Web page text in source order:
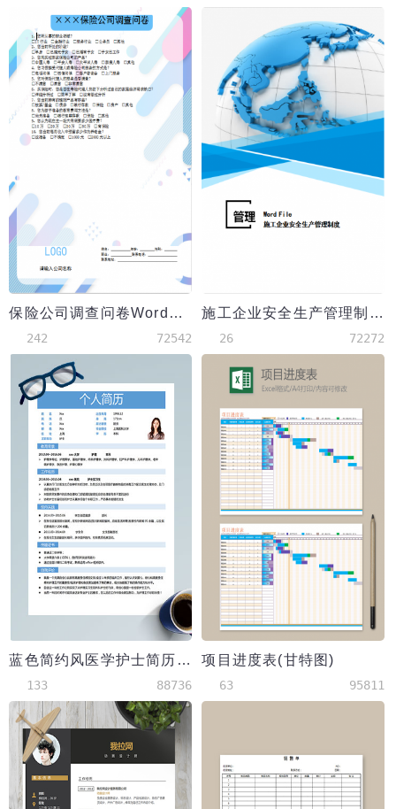
保险公司调查问卷Word模板
242 72542
施工企业安全生产管理制度Word模板
26 72272
蓝色简约风医学护士简历模板
133 88736
项目进度表(甘特图)
63 95811